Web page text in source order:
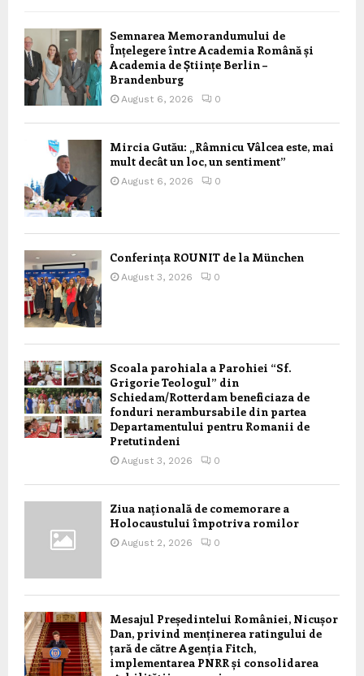
Semnarea Memorandumului de
Înțelegere între Academia Română și
Academia de Științe Berlin –
Brandenburg
August 6, 2026 0
Mircia Gutău: „Râmnicu Vâlcea este, mai
mult decât un loc, un sentiment”
August 6, 2026 0
Conferința ROUNIT de la München
August 3, 2026 0
Scoala parohiala a Parohiei “Sf.
Grigorie Teologul” din
Schiedam/Rotterdam beneficiaza de
fonduri nerambursabile din partea
Departamentului pentru Romanii de
Pretutindeni
August 3, 2026 0
Ziua națională de comemorare a
Holocaustului împotriva romilor
August 2, 2026 0
Mesajul Președintelui României, Nicușor
Dan, privind menținerea ratingului de
țară de către Agenția Fitch,
implementarea PNRR și consolidarea